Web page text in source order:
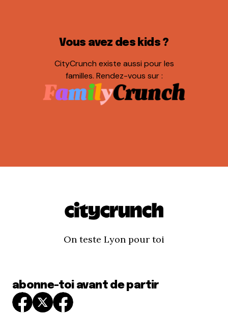
Vous avez des kids ?
CityCrunch existe aussi pour les
familles. Rendez-vous sur :
On teste Lyon pour toi
abonne-toi avant de partir